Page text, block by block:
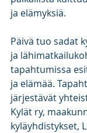
ja elämyksiä.
Päivä tuo sadat
ja
tapahtumissa
ja elämää.
järjestävät
Kylät ry,
kyläyhdistykset,